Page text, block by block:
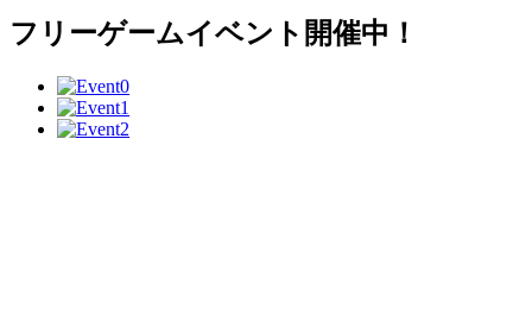
フリーゲームイベント開催中！